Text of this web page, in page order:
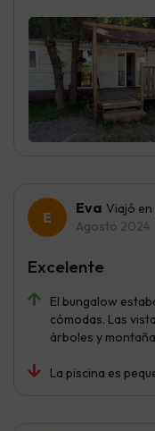
Eva Viajó
Agosto 2024
El bungalow
cómodas. Las
árboles y
La piscina es
Excelente